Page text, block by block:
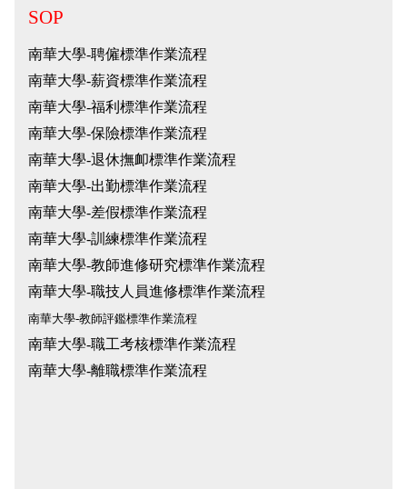
SOP
南華大學-聘僱標準作業流程
南華大學-薪資標準作業流程
南華大學-福利標準作業流程
南華大學-保險標準作業流程
南華大學-退休撫卹標準作業流程
南華大學-出勤標準作業流程
南華大學-差假標準作業流程
南華大學-訓練標準作業流程
南華大學-教師進修研究標準作業流程
南華大學-職技人員進修標準作業流程
南華大學-教師評鑑標準作業流程
南華大學-職工考核標準作業流程
南華大學-離職標準作業流程